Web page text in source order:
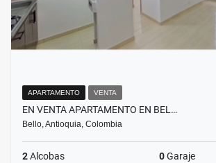
APARTAMENTO VENTA
EN VENTA APARTAMENTO EN BEL…
Bello, Antioquia, Colombia
2Alcobas 0Garaje